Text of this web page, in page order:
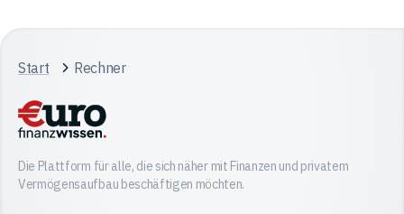
Start Rechner
Die Plattform für alle, die sich näher mit Finanzen und privatem
Vermögensaufbau beschäftigen möchten.